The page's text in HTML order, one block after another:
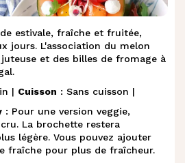
estivale, fraîche et fruitée,
jours. L'association du melon
et des billes de fromage à
| Cuisson : Sans cuisson |
: Pour une version veggie,
La brochette restera
légère. Vous pouvez ajouter
fraîche pour plus de fraîcheur.